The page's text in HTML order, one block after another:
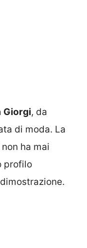
Giorgi, da
di moda. La
ha mai
profilo